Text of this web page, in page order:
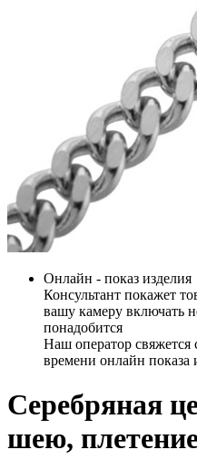
Онлайн - показ изделия
Консультант покажет
вашу камеру включать
понадобится
Наш оператор
времени онлайн показа
Серебряная
шею,